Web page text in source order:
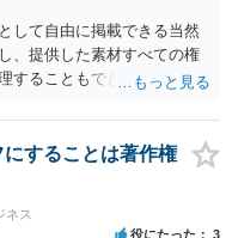
して自由に掲載できる当然
、提供した素材すべての権
することもできません。 ご
字主体のロゴ、商品情報、
は、通常、著作物には当た
ラスト等が含まれる場合に
あります。 また、人物写真
被写体本人に帰属します
することは著作権
ネス
役にたった 3